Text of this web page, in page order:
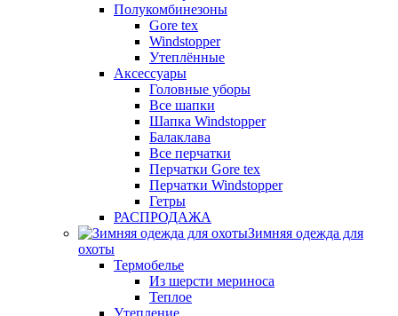
Полукомбинезоны
Gore tex
Windstopper
Утеплённые
Аксессуары
Головные уборы
Все шапки
Шапка Windstopper
Балаклава
Все перчатки
Перчатки Gore tex
Перчатки Windstopper
Гетры
РАСПРОДАЖА
Зимняя одежда для
охоты
Термобелье
Из шерсти мериноса
Теплое
Утепление